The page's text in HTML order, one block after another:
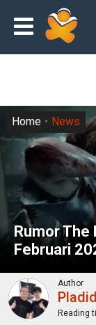
Rumor
Februari
Home News
Author
Reading